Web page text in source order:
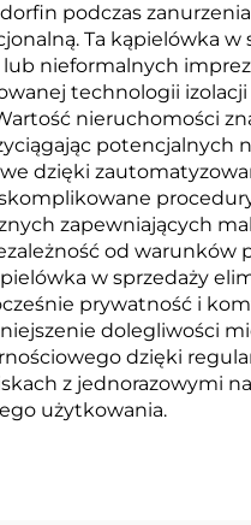
podczas
Ta kąpielówka
nieformalnych imprez
technologii
nieruchomości
dzięki
zapewniających
od
w sprzedaży
prywatność i
dolegliwości
dzięki
z jednorazowymi
użytkowania.